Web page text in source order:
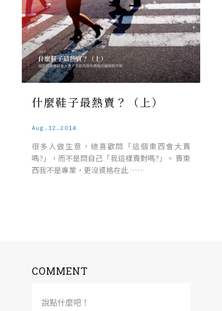
什麼鞋子最熱賣？（上）
Aug.12.2014
很多人做生意，總喜歡問「這個東西會大賣
嗎?」，而不是問自己「我這樣賣對嗎?」。 賣東
西我不是專業，更沒資格在此 ……
COMMENT
說點什麼吧！